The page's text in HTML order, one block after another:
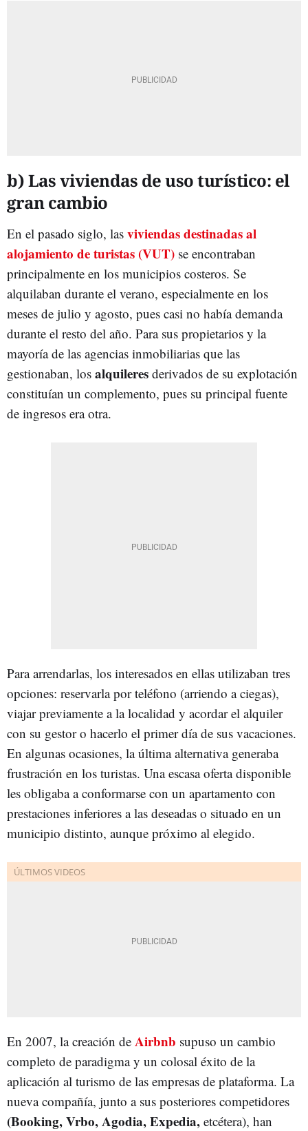
b) Las viviendas de uso turístico: el
gran cambio
En el pasado siglo, las viviendas destinadas al
alojamiento de turistas (VUT) se encontraban
principalmente en los municipios costeros. Se
alquilaban durante el verano, especialmente en los
meses de julio y agosto, pues casi no había demanda
durante el resto del año. Para sus propietarios y la
mayoría de las agencias inmobiliarias que las
gestionaban, los alquileres derivados de su explotación
constituían un complemento, pues su principal fuente
de ingresos era otra.
Para arrendarlas, los interesados en ellas utilizaban tres
opciones: reservarla por teléfono (arriendo a ciegas),
viajar previamente a la localidad y acordar el alquiler
con su gestor o hacerlo el primer día de sus vacaciones.
En algunas ocasiones, la última alternativa generaba
frustración en los turistas. Una escasa oferta disponible
les obligaba a conformarse con un apartamento con
prestaciones inferiores a las deseadas o situado en un
municipio distinto, aunque próximo al elegido.
En 2007, la creación de Airbnb supuso un cambio
completo de paradigma y un colosal éxito de la
aplicación al turismo de las empresas de plataforma. La
nueva compañía, junto a sus posteriores competidores
(Booking, Vrbo, Agodia, Expedia, etcétera), han